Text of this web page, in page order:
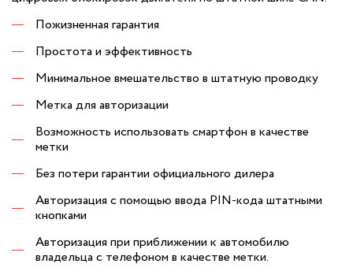
Пожизненная гарантия
Простота и эффективность
Минимальное вмешательство в штатную проводку
Метка для авторизации
Возможность использовать смартфон в качестве
метки
Без потери гарантии официального дилера
Авторизация с помощью ввода PIN-кода штатными
кнопками
Авторизация при приближении к автомобилю
владельца с телефоном в качестве метки.